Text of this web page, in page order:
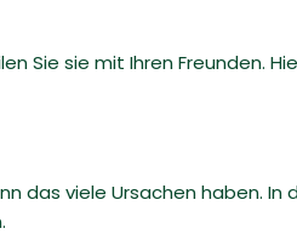
Sie sie mit Ihren Freunden.
das viele Ursachen haben. In